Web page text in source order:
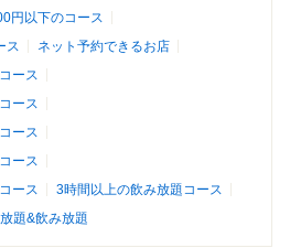
円以下のコース
ス
ネット予約できるお店
ース
ース
ース
ース
ース
3時間以上の飲み放題コース
題&飲み放題